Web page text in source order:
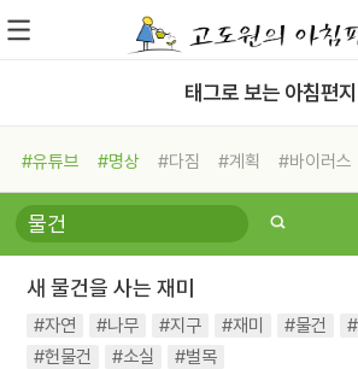
태그로 보는 아침편지
#유튜브 #명상 #다짐 #계획 #바이러스
#비전캠프
#독서캠프 #삶
#희망
#나눔 #친구 #링컨학교
#독서
#건강 #면역력
새 물건을 사는 재미
#자연 #나무 #지구 #재미 #물건
#헌물건
#소실 #벌목